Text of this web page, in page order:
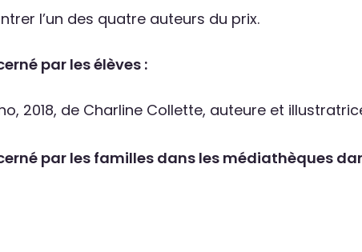
l’un des quatre auteurs du prix.
par les élèves :
2018, de Charline Collette, auteure et
par les familles dans les médiathèques